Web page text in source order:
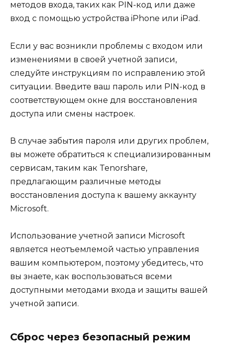
методов входа, таких как PIN-код или даже
вход с помощью устройства iPhone или iPad.
Если у вас возникли проблемы с входом или
изменениями в своей учетной записи,
следуйте инструкциям по исправлению этой
ситуации. Введите ваш пароль или PIN-код в
соответствующем окне для восстановления
доступа или смены настроек.
В случае забытия пароля или других проблем,
вы можете обратиться к специализированным
сервисам, таким как Tenorshare,
предлагающим различные методы
восстановления доступа к вашему аккаунту
Microsoft.
Использование учетной записи Microsoft
является неотъемлемой частью управления
вашим компьютером, поэтому убедитесь, что
вы знаете, как воспользоваться всеми
доступными методами входа и защиты вашей
учетной записи.
Сброс через безопасный режим